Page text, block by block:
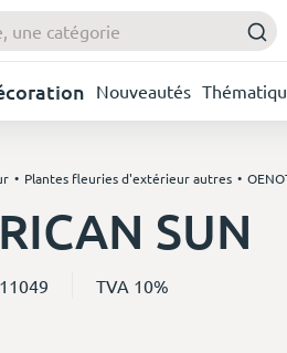
Nouveautés
Plantes fleuries d'extérieur autres
SUN
TVA 10%